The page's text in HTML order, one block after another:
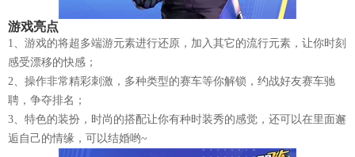
游戏亮点
1、游戏的将超多端游元素进行还原，加入其它的流行元素，让你时刻
感受漂移的快感；
2、操作非常精彩刺激，多种类型的赛车等你解锁，约战好友赛车驰
聘，争夺排名；
3、特色的装扮，时尚的搭配让你有种时装秀的感觉，还可以在里面邂
逅自己的情缘，可以结婚哟~